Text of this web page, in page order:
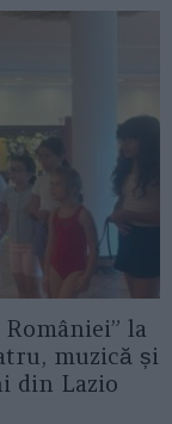
la
muzică și
din Lazio